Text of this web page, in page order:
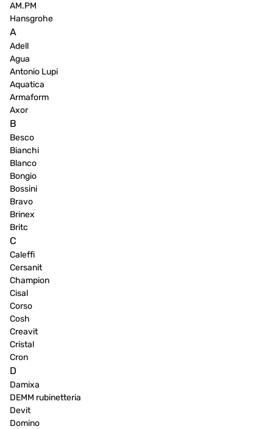
AM.PM
Hansgrohe
A
Adell
Agua
Antonio Lupi
Aquatica
Armaform
Axor
B
Besco
Bianchi
Blanco
Bongio
Bossini
Bravo
Brinex
Britc
C
Caleffi
Cersanit
Champion
Cisal
Corso
Cosh
Creavit
Cristal
Cron
D
Damixa
DEMM rubinetteria
Devit
Domino